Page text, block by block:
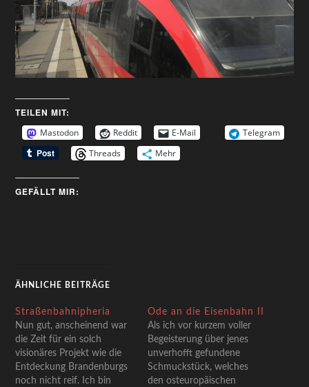
TEILEN MIT:
Mastodon Reddit E-Mail
Telegram
Threads
Mehr
GEFÄLLT MIR:
ÄHNLICHE BEITRÄGE
Straßenbahnipheria
Nun gut, anscheinend war
die Zeit für ein solch
visionäres Projekt wie die
Entdeckung Brandenburgs
noch nicht reif. Ich bin
Ode an die Eisenbahn II
Als ich vor kurzem voller
Begeisterung über jenes
unverhofft gefundene
Schmuckstück, welches
den osteuropäischen